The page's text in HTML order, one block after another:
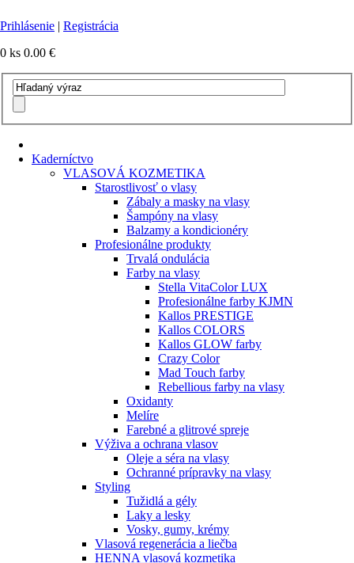
Prihlásenie | Registrácia
0 ks 0.00 €
Kaderníctvo
VLASOVÁ KOZMETIKA
Starostlivosť o vlasy
Zábaly a masky na vlasy
Šampóny na vlasy
Balzamy a kondicionéry
Profesionálne produkty
Trvalá ondulácia
Farby na vlasy
Stella VitaColor LUX
Profesionálne farby KJMN
Kallos PRESTIGE
Kallos COLORS
Kallos GLOW farby
Crazy Color
Mad Touch farby
Rebellious farby na vlasy
Oxidanty
Melíre
Farebné a glitrové spreje
Výživa a ochrana vlasov
Oleje a séra na vlasy
Ochranné prípravky na vlasy
Styling
Tužidlá a gély
Laky a lesky
Vosky, gumy, krémy
Vlasová regenerácia a liečba
HENNA vlasová kozmetika